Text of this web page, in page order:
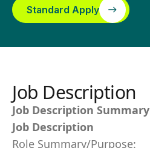
Standard Apply
Job Description
Job Description Summary
Job Description
Role Summary/Purpose: